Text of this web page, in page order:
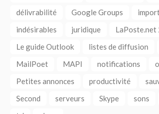
délivrabilité
Google Groups
indésirables
juridique
LaPoste.net
Le guide Outlook
listes de diffusion
MailPoet
MAPI notifications
Petites annonces
productivité
Second
serveurs Skype sons